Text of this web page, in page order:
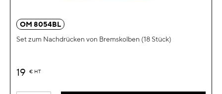
OM 8054BL
Set zum Nachdrücken von Bremskolben (18 Stück)
19 € HT